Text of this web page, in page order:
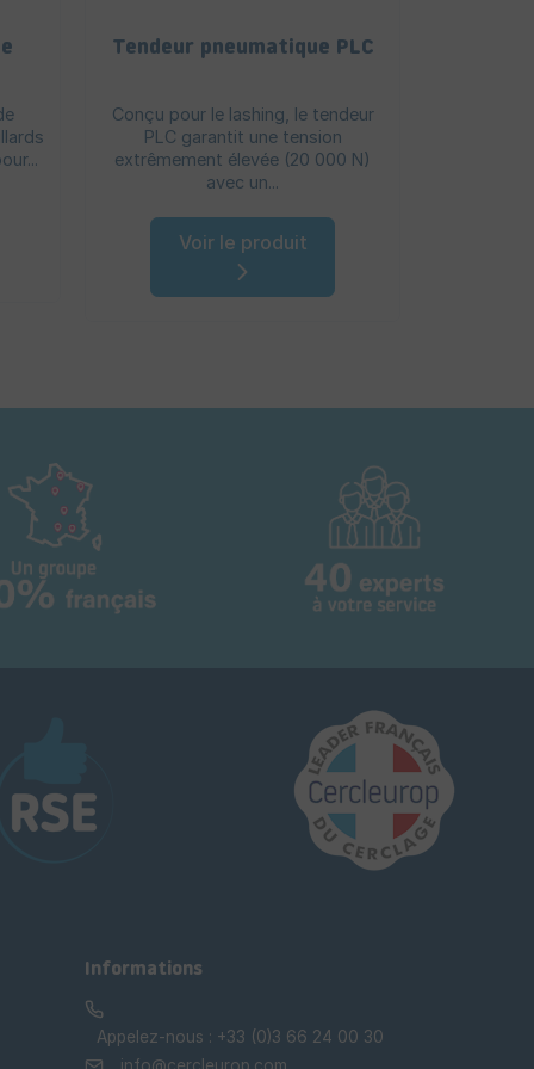
Tendeur pneumatique PLC
Conçu pour le lashing, le tendeur
PLC garantit une tension
extrêmement élevée (20 000 N)
avec un...
Voir le produit
Informations
Appelez-nous : +33 (0)3 66 24 00 30